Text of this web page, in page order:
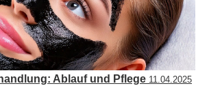
Ablauf und Pflege 11.04.2025